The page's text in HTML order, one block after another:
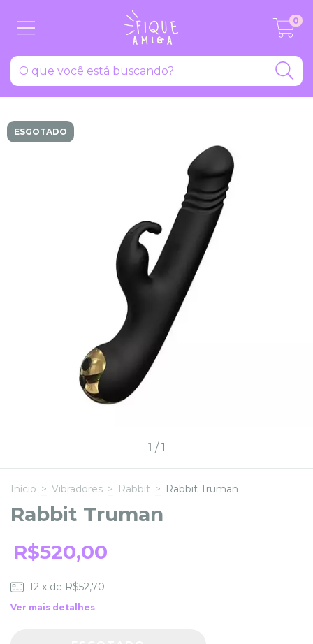
0
ESGOTADO
1 /1
Início > Vibradores > Rabbit > Rabbit Truman
Rabbit Truman
R$520,00
12 x de R$52,70
Ver mais detalhes